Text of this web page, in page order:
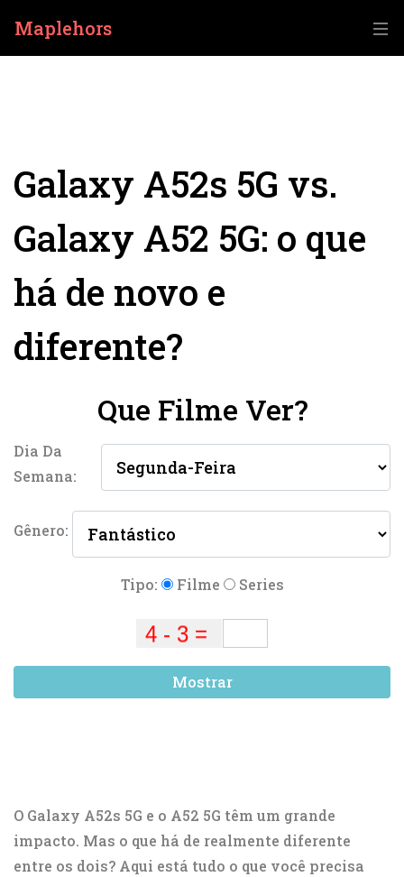
Maplehors
Galaxy A52s 5G vs.
Galaxy A52 5G: o que
há de novo e
diferente?
Que Filme Ver?
Dia Da
Semana:
Gênero:
Tipo: Filme Series
Mostrar
O Galaxy A52s 5G e o A52 5G têm um grande
impacto. Mas o que há de realmente diferente
entre os dois? Aqui está tudo o que você precisa